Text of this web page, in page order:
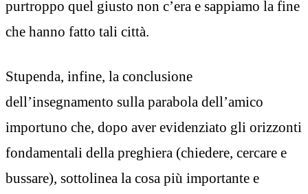
purtroppo quel giusto non c’era e sappiamo la fine
che hanno fatto tali città.
Stupenda, infine, la conclusione
dell’insegnamento sulla parabola dell’amico
importuno che, dopo aver evidenziato gli orizzonti
fondamentali della preghiera (chiedere, cercare e
bussare), sottolinea la cosa più importante e